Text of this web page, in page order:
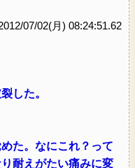
07/02(月) 08:24:51.62
した。
た。なにこれ？って
耐えがたい痛みに変